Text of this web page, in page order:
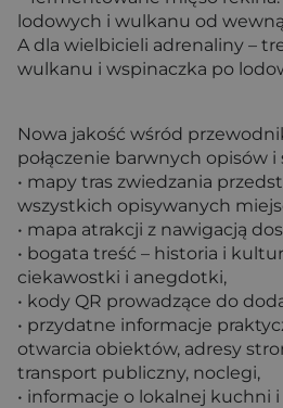
lodowych i wulkanu od
A dla wielbicieli adrenaliny –
wulkanu i wspinaczka po
Nowa jakość wśród
połączenie barwnych opisów i
• mapy tras zwiedzania
wszystkich opisywanych
• mapa atrakcji z nawigacją
• bogata treść – historia i
ciekawostki i anegdotki,
• kody QR prowadzące do
• przydatne informacje
otwarcia obiektów, adresy
transport publiczny, noclegi,
• informacje o lokalnej kuchni